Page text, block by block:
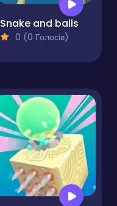
Snake and balls
0 (0 Голосів)